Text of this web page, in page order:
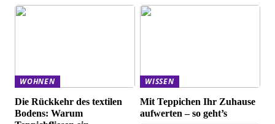
WOHNEN
Die Rückkehr des textilen
Bodens: Warum
WISSEN
Mit Teppichen Ihr Zuhause
aufwerten – so geht’s